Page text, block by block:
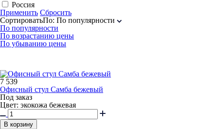
Россия
Применить Сбросить
СортироватьПо: По популярности
По популярности
По возрастанию цены
По убыванию цены
7 539
Офисный стул Самба бежевый
Под заказ
Цвет: экокожа бежевая
В корзину